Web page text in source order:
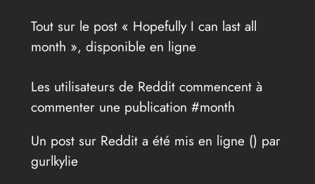
Tout sur le post « Hopefully I can last all
month », disponible en ligne
Les utilisateurs de Reddit commencent à
commenter une publication #month
Un post sur Reddit a été mis en ligne () par
gurlkylie